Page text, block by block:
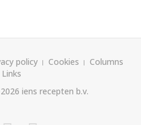
policy Cookies
Columns
Links
iens recepten b.v.